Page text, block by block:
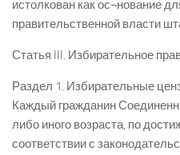
истолкован как ос¬нование
правительственной власти
Статья III. Избирательное
Раздел 1. Избирательные
Каждый гражданин
либо иного возраста, по
соответствии с